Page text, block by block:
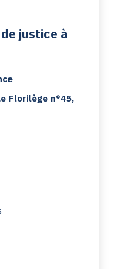
justice à
Florilège n°45,